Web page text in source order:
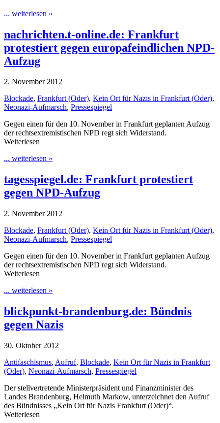
... weiterlesen »
nachrichten.t-online.de: Frankfurt
protestiert gegen europafeindlichen NPD-
Aufzug
2. November 2012
Blockade, Frankfurt (Oder), Kein Ort für Nazis in Frankfurt (Oder),
Neonazi-Aufmarsch, Pressespiegel
Gegen einen für den 10. November in Frankfurt geplanten Aufzug
der rechtsextremistischen NPD regt sich Widerstand.
Weiterlesen
... weiterlesen »
tagesspiegel.de: Frankfurt protestiert
gegen NPD-Aufzug
2. November 2012
Blockade, Frankfurt (Oder), Kein Ort für Nazis in Frankfurt (Oder),
Neonazi-Aufmarsch, Pressespiegel
Gegen einen für den 10. November in Frankfurt geplanten Aufzug
der rechtsextremistischen NPD regt sich Widerstand.
Weiterlesen
... weiterlesen »
blickpunkt-brandenburg.de: Bündnis
gegen Nazis
30. Oktober 2012
Antifaschismus, Aufruf, Blockade, Kein Ort für Nazis in Frankfurt
(Oder), Neonazi-Aufmarsch, Pressespiegel
Der stellvertretende Ministerpräsident und Finanzminister des
Landes Brandenburg, Helmuth Markow, unterzeichnet den Aufruf
des Bündnisses „Kein Ort für Nazis Frankfurt (Oder)“.
Weiterlesen